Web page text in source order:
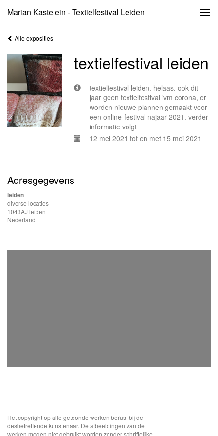
Marian Kastelein - Textielfestival Leiden
Alle exposities
textielfestival leiden
textielfestival leiden. helaas, ook dit
jaar geen textielfestival ivm corona, er
worden nieuwe plannen gemaakt voor
een online-festival najaar 2021. verder
informatie volgt
12 mei 2021 tot en met 15 mei 2021
Adresgegevens
leiden
diverse locaties
1043AJ leiden
Nederland
Het copyright op alle getoonde werken berust bij de
desbetreffende kunstenaar. De afbeeldingen van de
werken mogen niet gebruikt worden zonder schriftelijke